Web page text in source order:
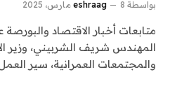
بواسطة eshraag 8 مارس، 2025
متابعات أخبار الاقتصاد والبورصة
المهندس شريف الشربيني، وزير
والمجتمعات العمرانية، سير